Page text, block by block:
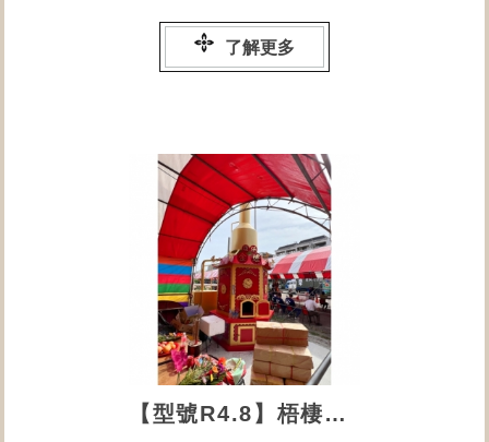
了解更多
【型號R4.8】梧棲龍山拾叁院的環保金爐